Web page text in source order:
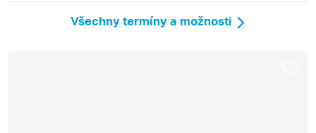
Všechny termíny a možnosti